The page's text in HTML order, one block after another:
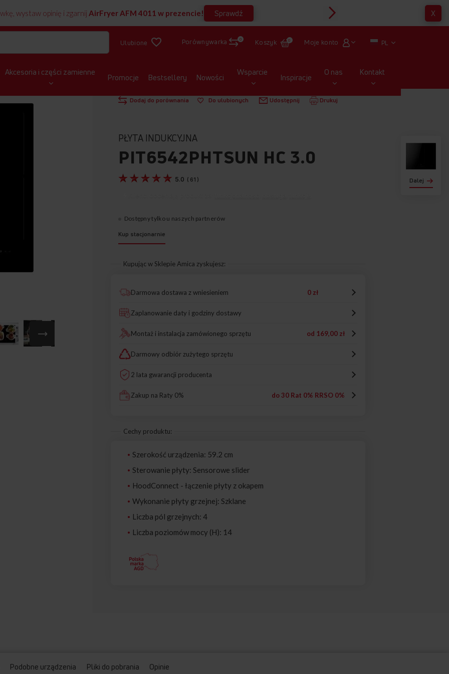
wystaw opinię i zgarnij AirFryer AFM 4011 w prezencie! Sprawdź X
Ulubione Porównywarka 0 Koszyk 0 Moje konto PL
Akcesoria i części zamienne Promocje Bestsellery Nowości Wsparcie Inspiracje O nas Kontakt
Dalej
Pokaż produkt w 3D STRONA GŁÓWNA PŁYTY INDUKCYJNE PIT6542PHTSUN HC 3.0
Dodaj do porównania Do ulubionych Udostępnij Drukuj
PŁYTA INDUKCYJNA
PIT6542PHTSUN HC 3.0
5.0 ( 61 )
Dostępny tylko u naszych partnerów
Kup stacjonarnie
Kupując w Sklepie Amica zyskujesz:
Darmowa dostawa z wniesieniem 0 zł
Zaplanowanie daty i godziny dostawy
Montaż i instalacja zamówionego sprzętu od 169,00 zł
Darmowy odbiór zużytego sprzętu
2 lata gwarancji producenta
Zakup na Raty 0% do 30 Rat 0% RRSO 0%
Cechy produktu:
Szerokość urządzenia: 59.2 cm
Sterowanie płyty: Sensorowe slider
HoodConnect - łączenie płyty z okapem
Wykonanie płyty grzejnej: Szklane
Liczba pól grzejnych: 4
Liczba poziomów mocy (H): 14
Podobne urządzenia Pliki do pobrania Opinie